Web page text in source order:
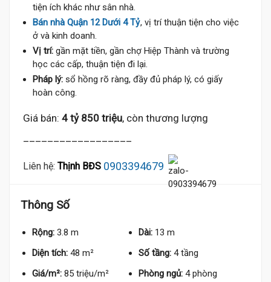
tiện ích khác như sân nhà.
Bán nhà Quận 12 Dưới 4 Tỷ, vị trí thuận tiện cho việc
ở và kinh doanh.
Vị trí: gần mặt tiền, gần chợ Hiệp Thành và trường
học các cấp, thuận tiện đi lại.
Pháp lý: sổ hồng rõ ràng, đầy đủ pháp lý, có giấy
hoàn công.
Giá bán: 4 tỷ 850 triệu, còn thương lượng
Liên hệ: Thịnh BĐS 0903394679
Thông Số
Rộng: 3.8 m Dài: 13 m
Diện tích: 48 m² Số tầng: 4 tầng
Giá/m²: 85 triệu/m² Phòng ngủ: 4 phòng